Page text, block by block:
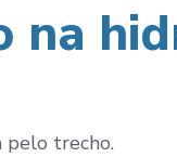
na
pelo trecho.